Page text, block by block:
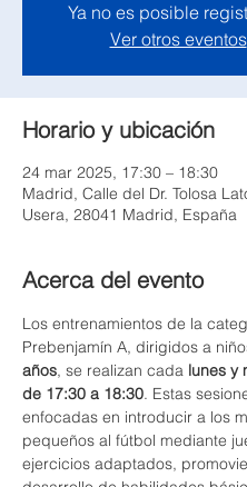
Ya no es posible
Ver otros eventos
Horario y ubicación
24 mar 2025, 17:30 – 18:30
Madrid, Calle del Dr. Tolosa
Usera, 28041 Madrid, España
Acerca del evento
Los entrenamientos de la
Prebenjamín A, dirigidos a
años, se realizan cada lunes y
de 17:30 a 18:30. Estas
enfocadas en introducir a los
pequeños al fútbol mediante
ejercicios adaptados,